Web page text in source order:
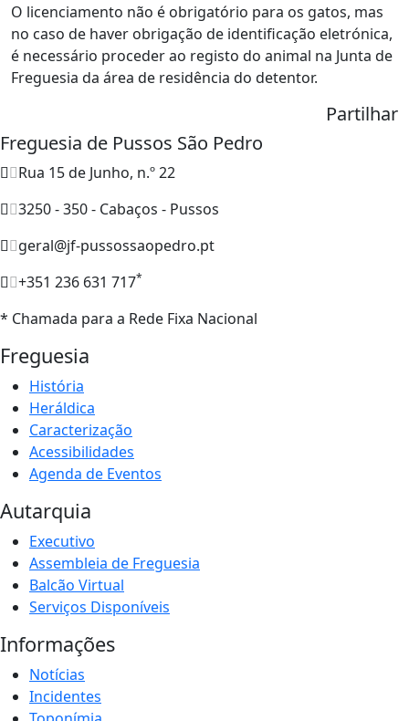
O licenciamento não é obrigatório para os gatos, mas
no caso de haver obrigação de identificação eletrónica,
é necessário proceder ao registo do animal na Junta de
Freguesia da área de residência do detentor.
Partilhar
Freguesia de Pussos São Pedro
Rua 15 de Junho, n.º 22
3250 - 350 - Cabaços - Pussos
geral@jf-pussossaopedro.pt
+351 236 631 717*
* Chamada para a Rede Fixa Nacional
Freguesia
História
Heráldica
Caracterização
Acessibilidades
Agenda de Eventos
Autarquia
Executivo
Assembleia de Freguesia
Balcão Virtual
Serviços Disponíveis
Informações
Notícias
Incidentes